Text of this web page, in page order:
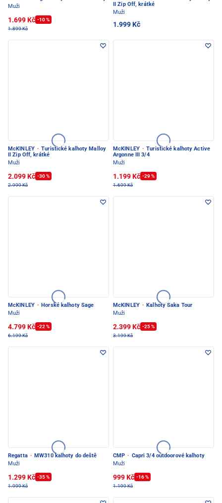
Muži
1.699 Kč -10 %
1.899 Kč
II Zip Off, krátké
Muži
1.999 Kč
McKINLEY · Turistické kalhoty Malloy
II Zip Off, krátké
Muži
2.099 Kč -30 %
2.999 Kč
McKINLEY · Turistické kalhoty Active
Argonne III 3/4
Muži
1.199 Kč -29 %
1.699 Kč
McKINLEY · Horské kalhoty Sage
Muži
4.799 Kč -22 %
6.199 Kč
McKINLEY · Kalhoty Saka Tour
Muži
2.399 Kč -25 %
3.199 Kč
Regatta · MW310 kalhoty do deště
Muži
1.299 Kč -35 %
1.999 Kč
CMP · Capri 3/4 outdoorové kalhoty
Muži
999 Kč -16 %
1.199 Kč